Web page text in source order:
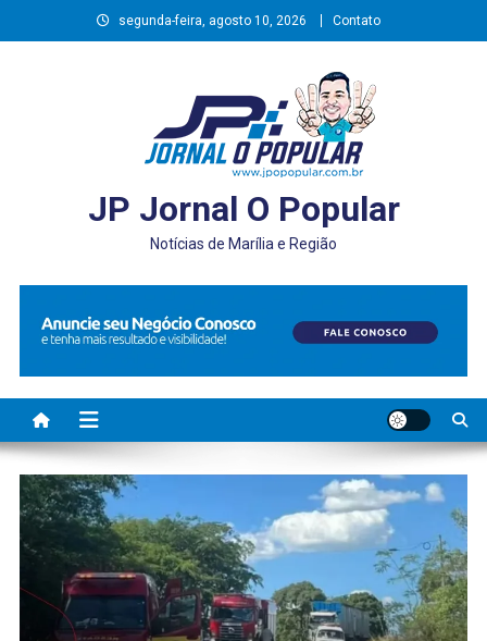
to
segunda-feira, agosto 10, 2026 Contato
JP Jornal O Popular
Notícias de Marília e Região